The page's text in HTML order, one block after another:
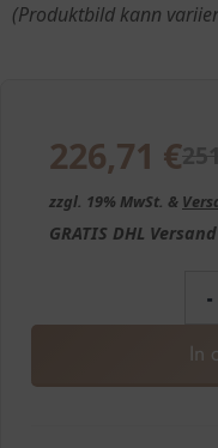
(Produktbild kann
226,71 €
zzgl. 19% MwSt. &
GRATIS DHL
-
In